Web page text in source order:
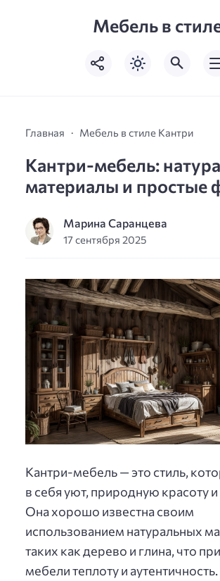
Мебель в
Главная Мебель в стиле Кантри
Кантри-мебель:
материалы и простые
Марина Саранцева
17 сентября 2025
Кантри-мебель — это стиль,
в себя уют, природную красоту и
Она хорошо известна своим
использованием натуральных
таких как дерево и глина, что
мебели теплоту и